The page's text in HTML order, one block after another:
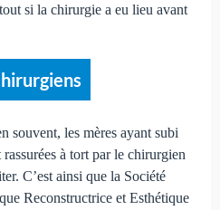
si la chirurgie a eu lieu avant
souvent, les mères ayant subi
à tort par le chirurgien
C’est ainsi que la Société
Reconstructrice et Esthétique